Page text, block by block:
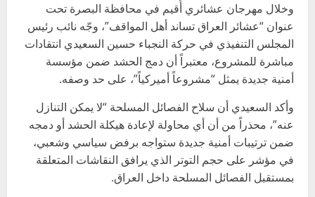
وخلال مهرجان عشائري أُقيم في محافظة البصرة تحت
عنوان “عشائر العراق تساند أهل المواقف”، وجّه نائب رئيس
المجلس التنفيذي في حركة النجباء حسين السعيدي انتقادات
مباشرة للمشروع، معتبراً أن دمج الحشد ضمن مؤسسة
أمنية جديدة يمثل “مشروعاً أميركياً”، على حد وصفه.
وأكد السعيدي أن سلاح الفصائل المسلحة “لا يمكن التنازل
عنه”، محذراً من أن أي محاولة لإعادة هيكلة الحشد أو دمجه
ضمن ترتيبات أمنية جديدة ستواجه برفض سياسي وشعبي،
في مؤشر على حجم التوتر الذي يرافق النقاشات المتعلقة
بمستقبل الفصائل المسلحة داخل العراق.